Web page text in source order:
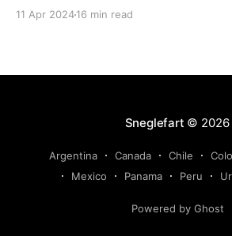
om morgenen. 2. februar 2024 Ligesom i går. Ranveg
11 Apr 202416 min read
Sneglefart © 2026
Argentina Canada Chile
Mexico
Panama Peru
Powered by Ghost